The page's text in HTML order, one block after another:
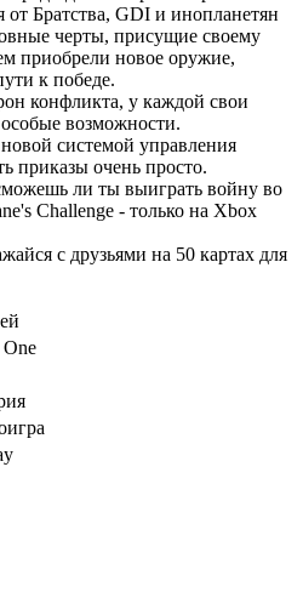
от Братства, GDI и инопланетян
черты, присущие своему
приобрели новое оружие,
к победе.
конфликта, у каждой свои
возможности.
системой управления
приказы очень просто.
ли ты выиграть войну во
Challenge - только на Xbox
с друзьями на 50 картах для